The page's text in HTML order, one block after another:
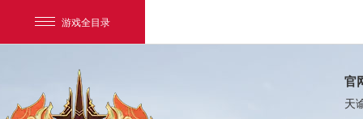
游戏全目录
官
天